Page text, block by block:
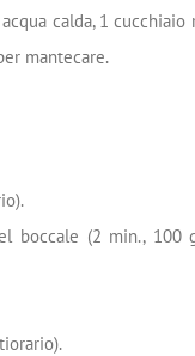
calda, 1 cucchiaio
mantecare.
boccale (2 min., 100